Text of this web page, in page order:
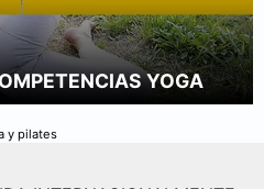
YOGA
y pilates